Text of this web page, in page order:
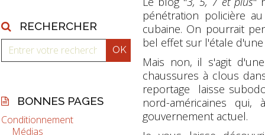
RECHERCHER
BONNES PAGES
Conditionnement
Médias
pénétration policière
cubaine. On pourrait
bel effet sur l'étale d'une
Mais non, il s'agit
chaussures à clous
reportage laisse
nord-américaines
gouvernement actuel.